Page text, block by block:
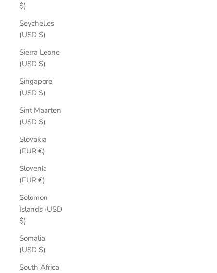
$)
Seychelles
(USD $)
Sierra Leone
(USD $)
Singapore
(USD $)
Sint Maarten
(USD $)
Slovakia
(EUR €)
Slovenia
(EUR €)
Solomon
Islands (USD
$)
Somalia
(USD $)
South Africa